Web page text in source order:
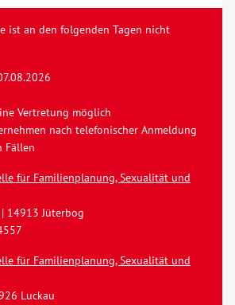
ist an den folgenden Tagen nicht
Vertretung möglich
nach telefonischer Anmeldung
Fällen
für Familienplanung, Sexualität und
14913 Jüterbog
für Familienplanung, Sexualität und
Luckau